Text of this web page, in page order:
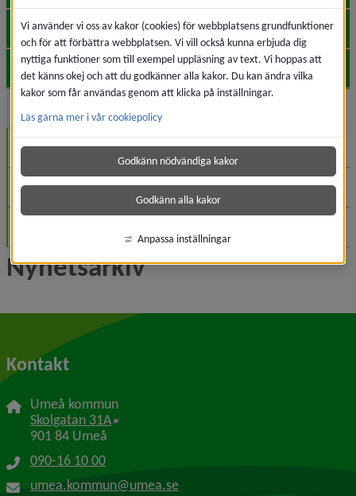
2025
2024
November (1)
Augusti (1)
Nyhetsarkiv
Kontakt
Umeå kommun
Skolgatan 31A Länk till annan webbplats, öppnas i nytt
901 84 Umeå
090-16 10 00
umea.kommun@umea.se
Vi använder vi oss av kakor (cookies) för webbplatsens grundfunktioner
och för att förbättra webbplatsen. Vi vill också kunna erbjuda dig
nyttiga funktioner som till exempel uppläsning av text. Vi hoppas att
det känns okej och att du godkänner alla kakor. Du kan ändra vilka
kakor som får användas genom att klicka på inställningar.
Läs gärna mer i vår cookiepolicy
Godkänn nödvändiga kakor
Godkänn alla kakor
Anpassa inställningar